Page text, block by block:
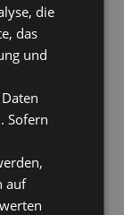
die
das
und
Sofern
auf